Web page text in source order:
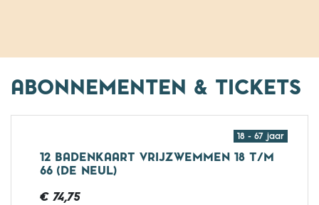
ABONNEMENTEN & TICKETS
18 - 67 jaar
12 BADENKAART VRIJZWEMMEN 18 T/M
66 (DE NEUL)
€ 74,75